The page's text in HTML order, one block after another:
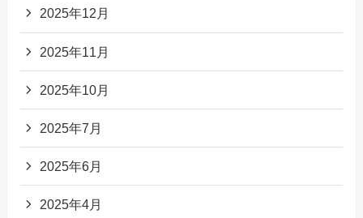
2025年12月
2025年11月
2025年10月
2025年7月
2025年6月
2025年4月